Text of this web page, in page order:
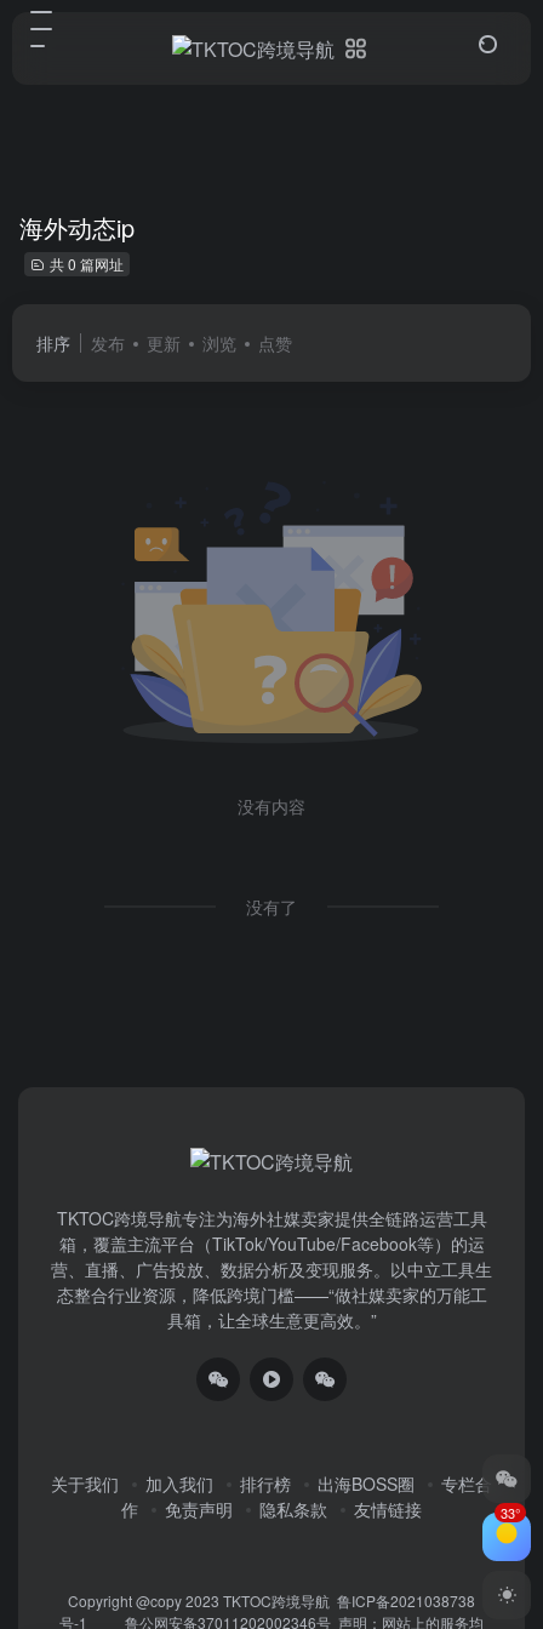
海外动态ip
共 0 篇网址
排序 发布 更新 浏览 点赞
没有内容
没有了
TKTOC跨境导航​专注为海外社媒卖家提供全链路运营工具
箱，覆盖主流平台（TikTok/YouTube/Facebook等）​的运
营、直播、广告投放、数据分析及变现服务。以中立工具生
态整合行业资源，降低跨境门槛——“做社媒卖家的万能工
具箱，让全球生意更高效。”
关于我们 加入我们 排行榜 出海BOSS圈
专栏合
作
免责声明 隐私条款 友情链接
Copyright @copy 2023 TKTOC跨境导航 鲁ICP备2021038738
号-1
鲁公网安备37011202002346号 声明：网站上的服务均
33°